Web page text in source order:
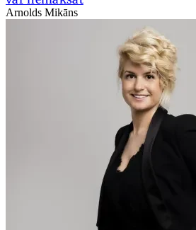
Arnolds Mikāns